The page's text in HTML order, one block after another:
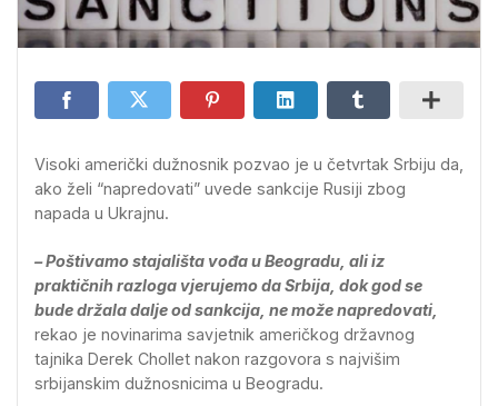
Visoki američki dužnosnik pozvao je u četvrtak Srbiju da,
ako želi “napredovati” uvede sankcije Rusiji zbog
napada u Ukrajnu.
– Poštivamo stajališta vođa u Beogradu, ali iz
praktičnih razloga vjerujemo da Srbija, dok god se
bude držala dalje od sankcija, ne može napredovati,
rekao je novinarima savjetnik američkog državnog
tajnika Derek Chollet nakon razgovora s najvišim
srbijanskim dužnosnicima u Beogradu.